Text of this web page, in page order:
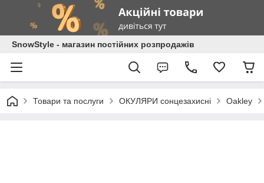
SnowStyle - магазин постійних розпродажів
Товари та послуги ОКУЛЯРИ сонцезахисні Oakley